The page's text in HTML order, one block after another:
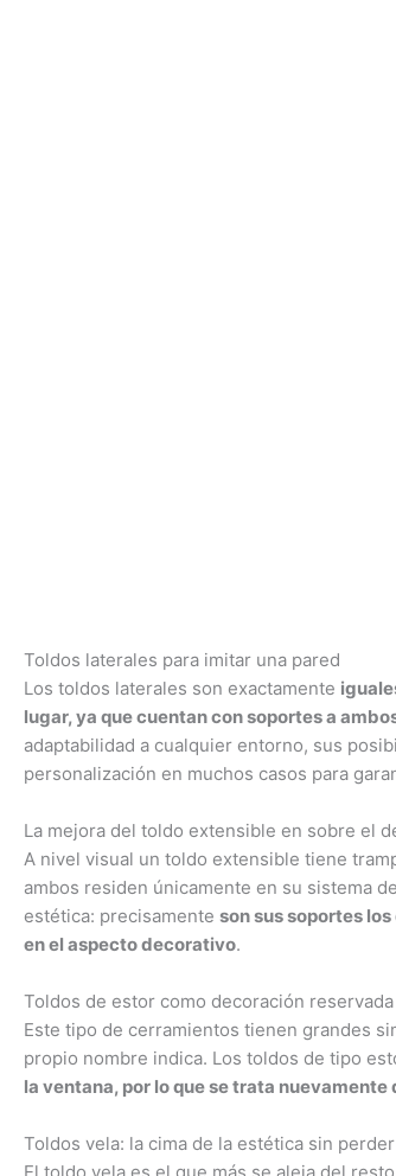
Toldos laterales para imitar una pared
Los toldos laterales son exactamente
lugar, ya que cuentan con soportes a
adaptabilidad a cualquier entorno, sus
personalización en muchos casos para
La mejora del toldo extensible en sobre el
A nivel visual un toldo extensible tiene
ambos residen únicamente en su sistema
estética: precisamente son sus soportes
en el aspecto decorativo.
Toldos de estor como decoración reservada
Este tipo de cerramientos tienen grandes
propio nombre indica. Los toldos de tipo
la ventana, por lo que se trata
Toldos vela: la cima de la estética sin